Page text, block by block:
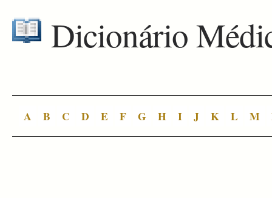
Dicionário
A B C D E F G H I J K L M